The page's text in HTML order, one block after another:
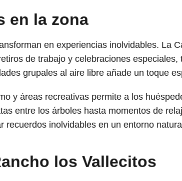
en la zona
en experiencias inolvidables. La
de trabajo y celebraciones
grupales al aire libre añade un toque
y áreas recreativas permite a los
entre los árboles hasta momentos de
recuerdos inolvidables en un entorno
los Vallecitos